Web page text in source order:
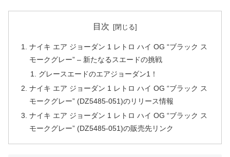
目次
ナイキ エア ジョーダン 1 レトロ ハイ OG “ブラック ス
モークグレー” – 新たなるスエードの挑戦
グレースエードのエアジョーダン1！
ナイキ エア ジョーダン 1 レトロ ハイ OG “ブラック ス
モークグレー” (DZ5485-051)のリリース情報
ナイキ エア ジョーダン 1 レトロ ハイ OG “ブラック ス
モークグレー” (DZ5485-051)の販売先リンク